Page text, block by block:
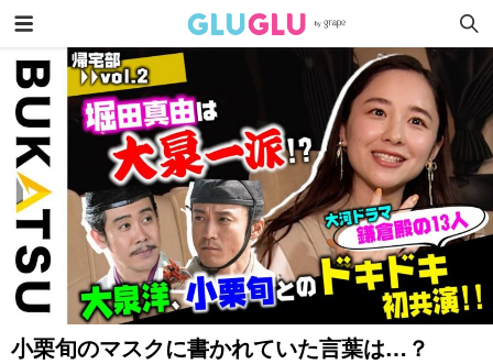
小栗旬のマスクに書かれていた言葉は…？